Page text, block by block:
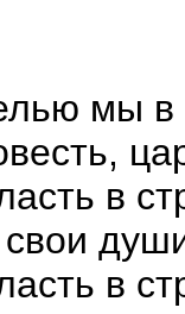
мы в
в
в